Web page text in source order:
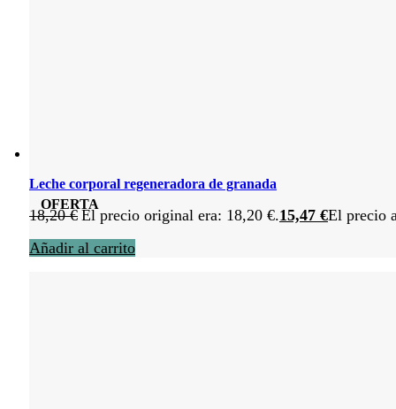
OFERTA
Leche corporal regeneradora de granada
18,20€ El precio original era: 18,20 €.15,47 €El precio
Añadir al carrito